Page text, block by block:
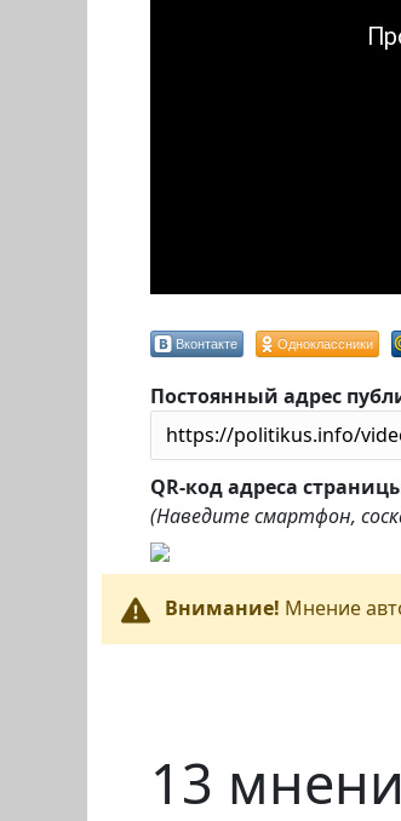
Вконтакте Одноклассники
Постоянный адрес
QR-код адреса
(Наведите смартфон,
Внимание! Мнение
13